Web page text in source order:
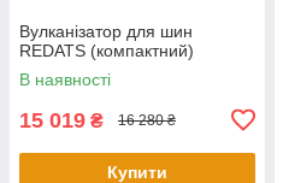
Вулканізатор для шин
REDATS (компактний)
В наявності
15 019 ₴ 16 280 ₴
Купити